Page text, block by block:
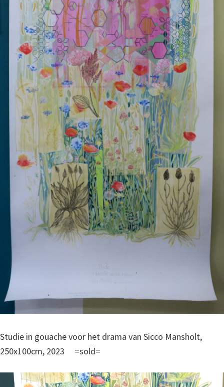
Studie in gouache voor het drama van Sicco Mansholt,
250x100cm, 2023 =sold=